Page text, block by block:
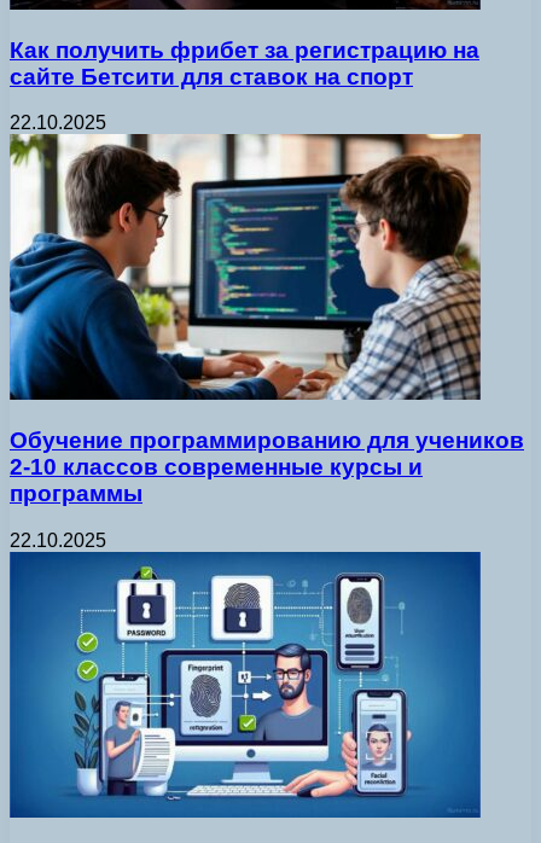
Как получить фрибет за регистрацию на
сайте Бетсити для ставок на спорт
22.10.2025
Обучение программированию для учеников
2-10 классов современные курсы и
программы
22.10.2025